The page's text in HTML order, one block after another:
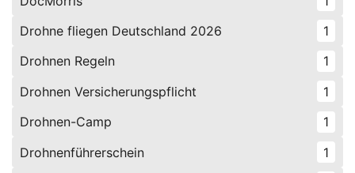
Drohne fliegen Deutschland 2026
1
Drohnen Regeln
1
Drohnen Versicherungspflicht
1
Drohnen-Camp
1
Drohnenführerschein
1